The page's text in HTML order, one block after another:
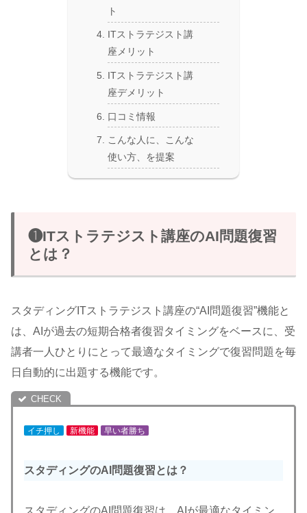
ト
ITストラテジスト講
座メリット
ITストラテジスト講
座デメリット
口コミ情報
こんな人に、こんな
使い方、を提案
❶ITストラテジスト講座のAI問題復習
とは？
スタディングITストラテジスト講座の“AI問題復習”機能と
は、AIが過去の短期合格者復習タイミングをベースに、受
講者一人ひとりにとって最適なタイミングで復習問題を毎
日自動的に出題する機能です。
イチ押し 新機能 早い者勝ち
スタディングのAI問題復習とは？
スタディングのAI問題復習は、AIが最適なタイミン